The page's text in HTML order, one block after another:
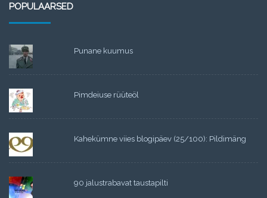
POPULAARSED
Punane kuumus
Pimdeiuse rüüteöl
Kahekümne viies blogipäev (25/100): Pildimäng
90 jalustrabavat taustapilti